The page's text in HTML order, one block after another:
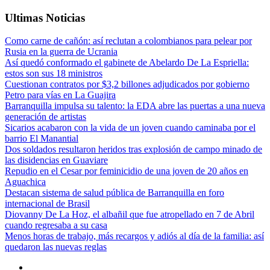
Ultimas Noticias
Como carne de cañón: así reclutan a colombianos para pelear por
Rusia en la guerra de Ucrania
Así quedó conformado el gabinete de Abelardo De La Espriella:
estos son sus 18 ministros
Cuestionan contratos por $3,2 billones adjudicados por gobierno
Petro para vías en La Guajira
Barranquilla impulsa su talento: la EDA abre las puertas a una nueva
generación de artistas
Sicarios acabaron con la vida de un joven cuando caminaba por el
barrio El Manantial
Dos soldados resultaron heridos tras explosión de campo minado de
las disidencias en Guaviare
Repudio en el Cesar por feminicidio de una joven de 20 años en
Aguachica
Destacan sistema de salud pública de Barranquilla en foro
internacional de Brasil
Diovanny De La Hoz, el albañil que fue atropellado en 7 de Abril
cuando regresaba a su casa
Menos horas de trabajo, más recargos y adiós al día de la familia: así
quedaron las nuevas reglas